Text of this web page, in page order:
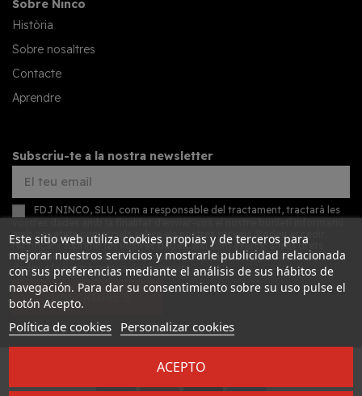
Sobre Ninco
Història
Sobre nosaltres
Contacte
Aprendre
Subscriu-te a la nostra newsletter
FDJ NINCO, SLU, com a responsable del tractament, tractarà les
amb novetats comercials sobre els nostres serveis. Podeu accedir,
rectificar i suprimir les vostres dades, així com exercir altres drets
consultant la informació addicional detallada sobre protecció de
dades a la nostrapolítica de privacitat
SUBSCRIURE'S
Desarrollado por
Este sitio web utiliza cookies propias y de terceros para
mejorar nuestros servicios y mostrarle publicidad relacionada
con sus preferencias mediante el análisis de sus hábitos de
navegación. Para dar su consentimiento sobre su uso pulse el
botón Acepto.
Política de cookies Personalizar cookies
ACEPTO